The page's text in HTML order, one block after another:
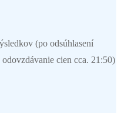
(po odsúhlasení
cien cca. 21:50)